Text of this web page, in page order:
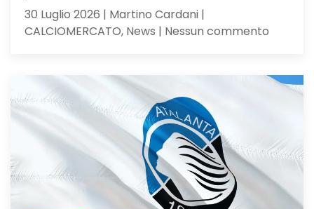
30 Luglio 2026 | Martino Cardani |
CALCIOMERCATO, News | Nessun commento
voci
pilastro
Sarri